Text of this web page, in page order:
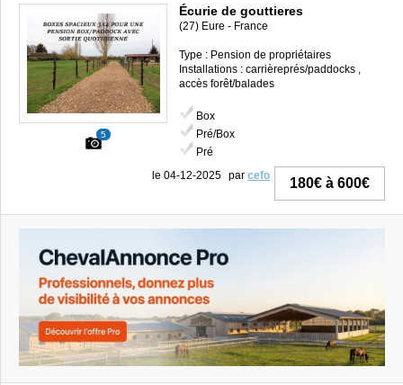
5
Écurie de gouttieres
(27) Eure - France
Type : Pension de propriétaires
Installations : carrièreprés/paddocks ,
accès forêt/balades
Box
Pré/Box
Pré
180€ à 600€
le 04-12-2025 par cefo